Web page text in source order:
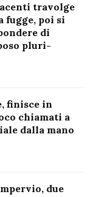
travolge
fugge, poi si
di
pluri-
finisce in
chiamati a
dalla mano
due